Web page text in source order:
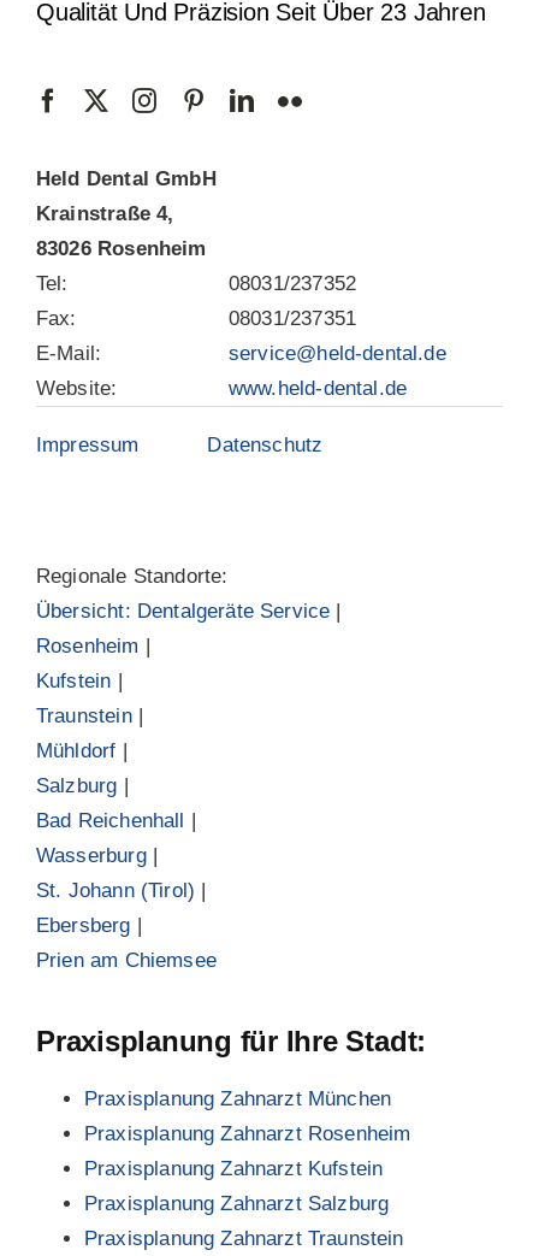
Qualität Und Präzision Seit Über 23 Jahren
Held Dental GmbH
Krainstraße 4,
83026 Rosenheim
Tel:
08031/237352
Fax:
08031/237351
E-Mail:
service@held-dental.de
Website:
www.held-dental.de
Impressum Datenschutz
Regionale Standorte:
Übersicht: Dentalgeräte Service |
Rosenheim |
Kufstein |
Traunstein|
Mühldorf |
Salzburg |
Bad Reichenhall |
Wasserburg|
St. Johann (Tirol) |
Ebersberg |
Prien am Chiemsee
Praxisplanung für Ihre Stadt:
Praxisplanung Zahnarzt München
Praxisplanung Zahnarzt Rosenheim
Praxisplanung Zahnarzt Kufstein
Praxisplanung Zahnarzt Salzburg
Praxisplanung Zahnarzt Traunstein